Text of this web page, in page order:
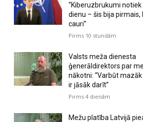
“Kiberuzbrukumi notiek
dienu – šis bija pirmais,
cauri”
Pirms 10 stundām
Valsts meža dienesta
ģenerāldirektors par
nākotni: “Varbūt
ir jāsāk darīt”
Pirms 4 dienām
Mežu platība Latvijā